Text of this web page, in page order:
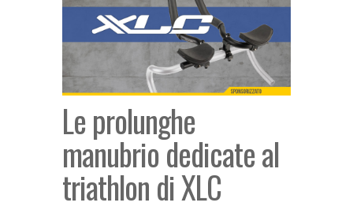
Le prolunghe
manubrio dedicate al
triathlon di XLC